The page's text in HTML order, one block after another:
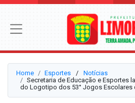
Home Esportes ⠀/⠀ Notícias
Secretaria de Educação e Esportes
do Logotipo dos 53° Jogos Escolares